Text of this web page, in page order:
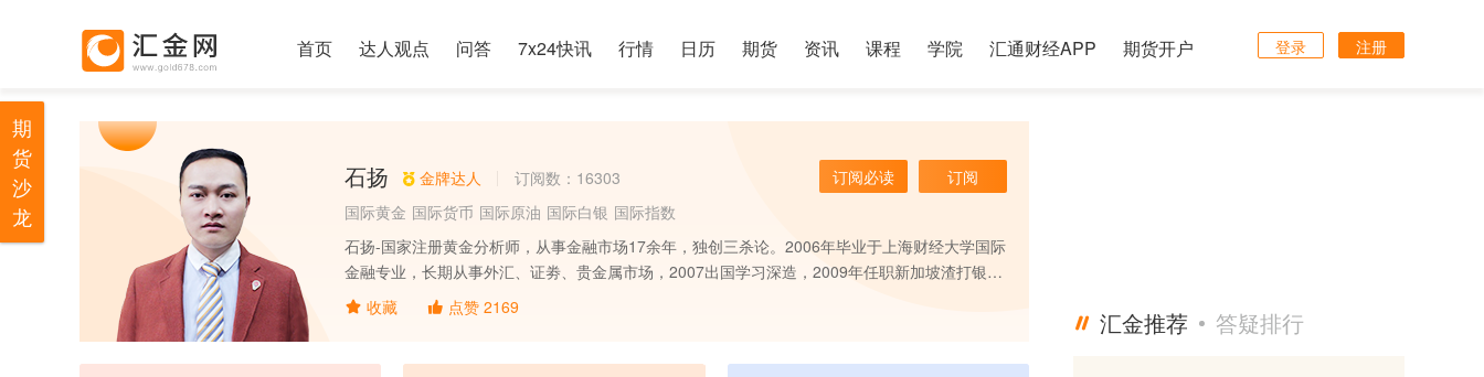
首页 达人观点 问答 7x24快讯 行情 日历 期货 资讯 课程 学院 汇通财经APP 期货开户 登录 注册
石扬 金牌达人 订阅数：16303 订阅
订阅必读
国际黄金 国际货币 国际原油 国际白银 国际指数
石扬-国家注册黄金分析师，从事金融市场17余年，独创三杀论。2006年毕业于上海财经大学国际
金融专业，长期从事外汇、证劵、贵金属市场，2007出国学习深造，2009年任职新加坡渣打银行
参与理财部与基金管理部工作，2012年担任风投基金公司首席分析师，2015年回国，2015年成为
中国贵金属流通委员会委员，任职于汇丰银行上海分行分析师。
收藏 点赞 2169 汇金推荐 答疑排行
期
货
沙
龙